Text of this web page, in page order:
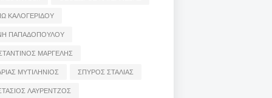
ΚΑΛΟΓΕΡΙΔΟΥ
ΠΑΠΑΔΟΠΟΥΛΟΥ
ΜΑΡΓΕΛΗΣ
ΜΥΤΙΛΗΝΙΟΣ
ΣΠΥΡΟΣ ΣΤΑΛΙΑΣ
ΛΑΥΡΕΝΤΖΟΣ